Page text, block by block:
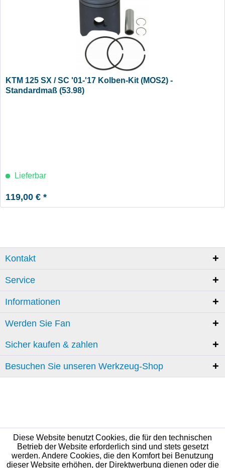
KTM 125 SX / SC '01-'17 Kolben-Kit (MOS2) -
Standardmaß (53.98)
Lieferbar
119,00 € *
Kontakt
Service
Informationen
Werden Sie Fan
Sicher kaufen & zahlen
Besuchen Sie unseren Werkzeug-Shop
Diese Website benutzt Cookies, die für den technischen
Betrieb der Website erforderlich sind und stets gesetzt
werden. Andere Cookies, die den Komfort bei Benutzung
dieser Website erhöhen, der Direktwerbung dienen oder die